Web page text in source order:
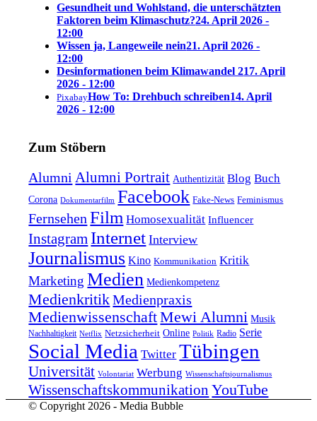
Gesundheit und Wohlstand, die unterschätzten
Faktoren beim Klimaschutz?24. April 2026 -
12:00
Wissen ja, Langeweile nein21. April 2026 -
12:00
Desinformationen beim Klimawandel 217. April
2026 - 12:00
PixabayHow To: Drehbuch schreiben14. April
2026 - 12:00
Zum Stöbern
Alumni Alumni Portrait Authentizität Blog Buch
Corona Dokumentarfilm Facebook Fake-News Feminismus
Fernsehen Film Homosexualität Influencer
Instagram Internet Interview
Journalismus Kino Kommunikation Kritik
Marketing Medien Medienkompetenz
Medienkritik Medienpraxis
MedienwissenschaftMewi Alumni Musik
Nachhaltigkeit Netflix Netzsicherheit Online Politik Radio Serie
Social Media Twitter Tübingen
Universität Volontariat Werbung Wissenschaftsjournalismus
Wissenschaftskommunikation YouTube
© Copyright 2026 - Media Bubble